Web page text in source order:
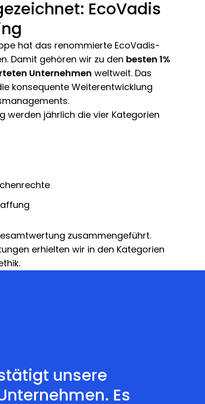
EcoVadis
hat das renommierte EcoVadis-
Damit gehören wir zu den besten 1%
Unternehmen weltweit. Das
konsequente Weiterentwicklung
werden jährlich die vier Kategorien
zusammengeführt.
erhielten wir in den Kategorien
unsere
Es